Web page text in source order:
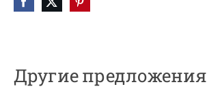
Другие предложения